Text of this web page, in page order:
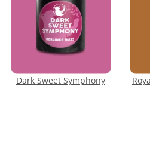
Dark Sweet Symphony